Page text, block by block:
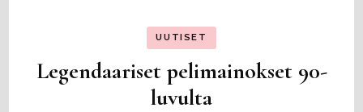
UUTISET
Legendaariset pelimainokset 90-
luvulta